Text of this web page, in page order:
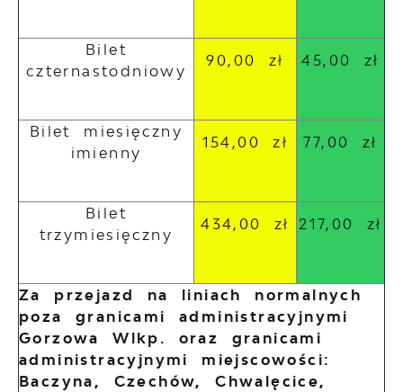
Bilet
czternastodniowy
90,00 zł 45,00 zł
Bilet miesięczny
imienny
154,00 zł 77,00 zł
Bilet
trzymiesięczny
434,00 zł 217,00 zł
Za przejazd na liniach normalnych
poza granicami administracyjnymi
Gorzowa Wlkp. oraz granicami
administracyjnymi miejscowości:
Baczyna, Czechów, Chwalęcice,